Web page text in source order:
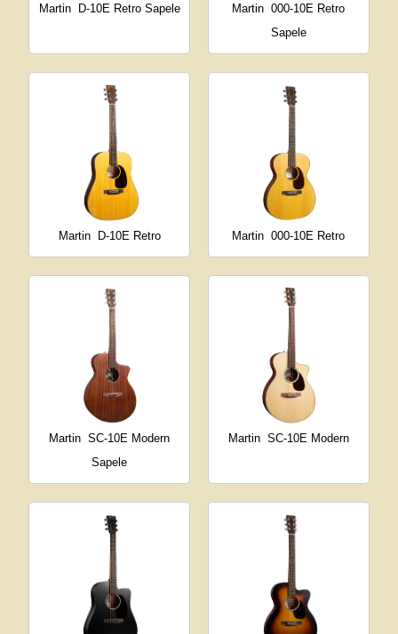
Martin D-10E Retro Sapele Martin 000-10E Retro
Sapele
Martin D-10E Retro Martin 000-10E Retro
Martin SC-10E Modern
Sapele
Martin SC-10E Modern